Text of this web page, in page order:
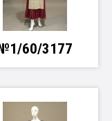
60/3177